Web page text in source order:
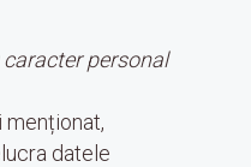
personal
menționat,
datele